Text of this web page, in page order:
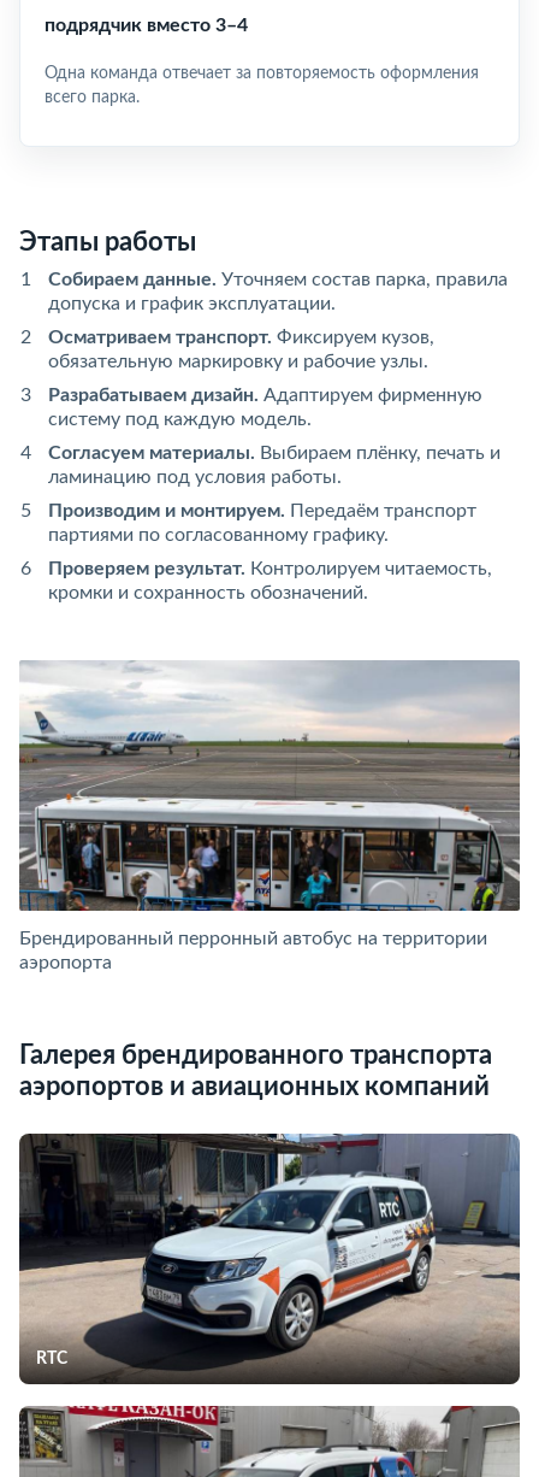
подрядчик вместо 3–4
Одна команда отвечает за повторяемость оформления
всего парка.
Этапы работы
Собираем данные. Уточняем состав парка, правила
допуска и график эксплуатации.
Осматриваем транспорт. Фиксируем кузов,
обязательную маркировку и рабочие узлы.
Разрабатываем дизайн. Адаптируем фирменную
систему под каждую модель.
Согласуем материалы. Выбираем плёнку, печать и
ламинацию под условия работы.
Производим и монтируем. Передаём транспорт
партиями по согласованному графику.
Проверяем результат. Контролируем читаемость,
кромки и сохранность обозначений.
Брендированный перронный автобус на территории
аэропорта
Галерея брендированного транспорта
аэропортов и авиационных компаний
RTC